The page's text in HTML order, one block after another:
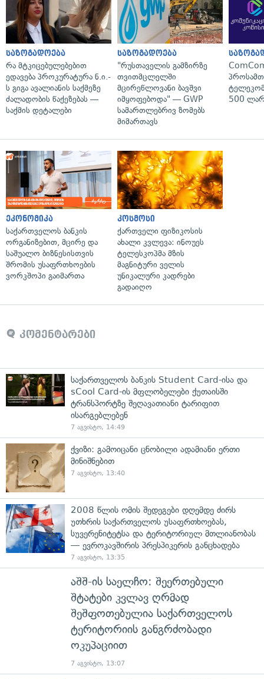
საზოგადოება
რა მტკიცებულებებით
ედავება პროკურატურა ნ.ი.-
ს გიგა ავალიანის საქმეზე
ძალადობის წაქეზებას —
საქმის დეტალები
საზოგადოება
"რუსთაველის გამზირზე
თვითმცლელში
მცირეწლოვანი ბავშვი
იმყოფებოდა" — GWP
სამართლებრივ ზომებს
მიმართავს
500
ეკონომიკა
საქართველოს ბანკის
ორგანიზებით, მცირე და
საშუალო ბიზნესისთვის
შრომის უსაფრთხოების
ვორკშოპი გაიმართა
კოსმოსი
ქართველი ფიზიკოსის
ახალი კვლევა: ინოუეს
ტელესკოპმა მზის
მაგნიტური ველის
უნიკალური კადრები
გადაიღო
კომენტარები
საქართველოს ბანკის Student Card-ისა და
sCool Card-ის მფლობელები ქუთაისში
ტრანსპორტზე შეღავათიანი ტარიფით
ისარგებლებენ
7 აგვისტო, 14:49
ქვიზი: გამოიცანი ცნობილი ადამიანი ერთი
მინიშნებით
7 აგვისტო, 13:40
2008 წლის ომის შედეგები დღემდე ძირს
უთხრის საქართველოს უსაფრთხოებას,
სუვერენიტეტსა და ტერიტორიულ მთლიანობას
— ევროკავშირის პრესპიკერის განცხადება
7 აგვისტო, 13:35
აშშ-ის საელჩო: შეერთებული
შტატები კვლავ ღრმად
შეშფოთებულია საქართველოს
ტერიტორიის განგრძობადი
ოკუპაციით
7 აგვისტო, 13:07